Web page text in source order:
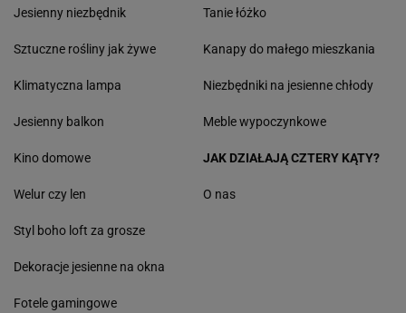
Jesienny niezbędnik
Sztuczne rośliny jak żywe
Klimatyczna lampa
Jesienny balkon
Tanie łóżko
Kanapy do małego mieszkania
Niezbędniki na jesienne chłody
Meble wypoczynkowe
Kino domowe
Welur czy len
Styl boho loft za grosze
Dekoracje jesienne na okna
Fotele gamingowe
JAK DZIAŁAJĄ CZTERY KĄTY?
O nas